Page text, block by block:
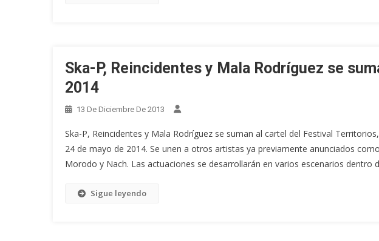
Ska-P, Reincidentes y Mala Rodríguez se
2014
13 De Diciembre De 2013
Ska-P, Reincidentes y Mala Rodríguez se suman al cartel del Festival
24 de mayo de 2014. Se unen a otros artistas ya previamente anunciados
Morodo y Nach. Las actuaciones se desarrollarán en varios escenarios dentro
Sigue leyendo